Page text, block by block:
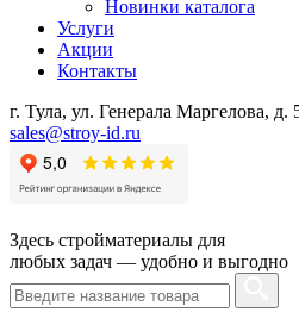
Новинки каталога
Услуги
Акции
Контакты
г. Тула, ул. Генерала Маргелова,
sales@stroy-id.ru
Здесь стройматериалы для
любых задач — удобно и выгодно